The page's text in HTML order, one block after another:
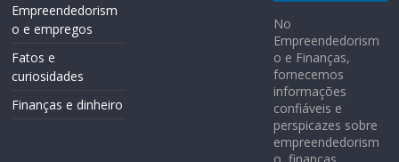
Empreendedorism
o e empregos
Fatos e
curiosidades
Finanças e dinheiro
No
Empreendedorism
o e Finanças,
fornecemos
informações
confiáveis e
perspicazes sobre
empreendedorism
o, finanças,